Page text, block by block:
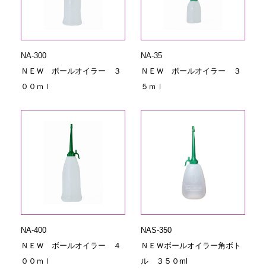
NA-300
ＮＥＷ ボールオイラー ３
００ｍｌ
NA-35
ＮＥＷ ボールオイラー ３
５ｍｌ
NA-400
ＮＥＷ ボールオイラー ４
００ｍｌ
NAS-350
ＮＥＷボールオイラー角ボト
ル ３５０ml